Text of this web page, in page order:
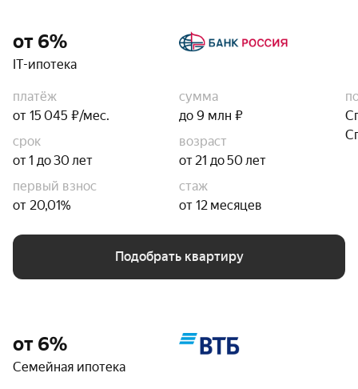
от 6%
IT-ипотека
платёж
от 15 045 ₽/мес.
сумма
до 9 млн ₽
срок
от 1 до 30 лет
возраст
от 21 до 50 лет
первый взнос
от 20,01%
стаж
от 12 месяцев
Подобрать квартиру
от 6%
Семейная ипотека